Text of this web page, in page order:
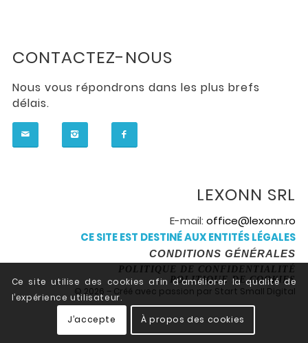
CONTACTEZ-NOUS
Nous vous répondrons dans les plus brefs
délais.
LEXONN SRL
E-mail:office@lexonn.ro
CE SITE EST DESTINÉ AUX ENTITÉS LÉGALES
CONDITIONS GÉNÉRALES
POLITIQUE DE CONFIDENTIALITÉ
POLITIQUE DE COOKIES
© 2026 – Créé avec passion par Start Small Digital
Ce site utilise des cookies afin d’améliorer la qualité de
l’expérience utilisateur.
J’accepte
À propos des cookies